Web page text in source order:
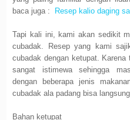
baca juga :
Resep kalio daging
Tapi kali ini, kami akan sedikit
cubadak. Resep yang kami
cubadak dengan ketupat.
sangat istimewa sehingga
dengan beberapa jenis
cubadak ala padang bisa
Bahan ketupat